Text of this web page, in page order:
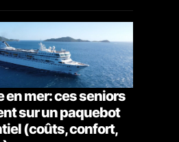
en mer: ces seniors
sur un paquebot
(coûts, confort,